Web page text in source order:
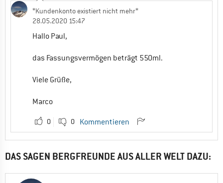
*Kundenkonto existiert nicht mehr*
28.05.2020 15:47
Hallo Paul,
das Fassungsvermögen beträgt 550ml.
Viele Grüße,
Marco
0 0 Kommentieren
DAS SAGEN BERGFREUNDE AUS ALLER WELT DAZU: